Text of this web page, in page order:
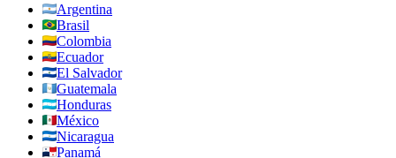
Argentina
Brasil
Colombia
Ecuador
El Salvador
Guatemala
Honduras
México
Nicaragua
Panamá